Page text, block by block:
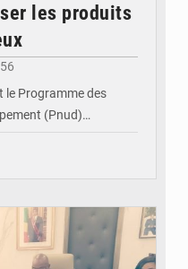
les produits
le Programme des
(Pnud)…